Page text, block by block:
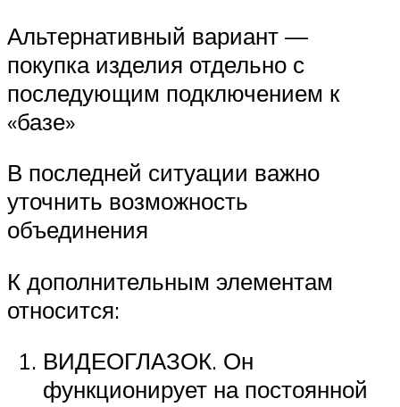
Альтернативный вариант —
покупка изделия отдельно с
последующим подключением к
«базе»
В последней ситуации важно
уточнить возможность
объединения
К дополнительным элементам
относится:
ВИДЕОГЛАЗОК. Он
функционирует на постоянной